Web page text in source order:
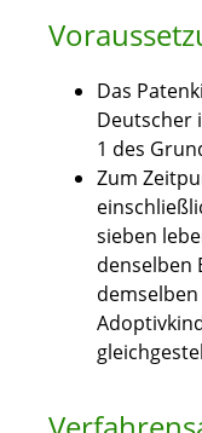
Das
Deutscher
1 des
Zum
sieben
denselben